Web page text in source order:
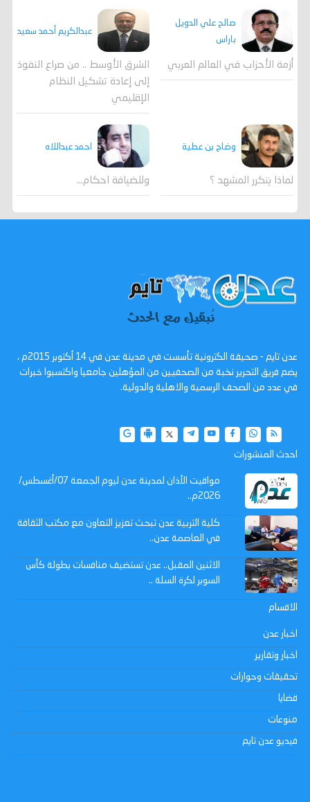
صالح علي الدويل
باراس
أزمة الأحزاب في العالم العربي
عبدالكريم أحمد سعيد
الشرق الأوسط .. من صراع النفوذ
إلى إعادة تشكيل النظام
الإقليمي
وضاح بن عطية
لماذا يتكرر المشهد ؟
احمد عبداللاه
وللضيافة احكام…
عدن تايم - صحيفة الكترونية تأسست في مدينة عدن في 14 أكتوبر 2015م ،
يضم فريق التحرير نخبة من الصحفيين من المؤهلين جامعيا واكتسبوا خبرات
في عدد من الصحف الرسمية والاهلية والدولية.
احدث المنشورات
مواقيت الأذان لمدينة عدن ليوم الجمعة 07/أغسطس/
2026م..
كلية التربية عدن تبحث تعزيز التعاون مع مكتب الثقافة
في العاصمة عدن..
الاثنين المقبل.. عدن تستضيف منافسات بطولة كأس
السوبر لكرة السلة ..
الاقسام
اخبار عدن
اخبار وتقارير
تحقيقات وحوارات
قضايا
منوعات
فيديو عدن تايم